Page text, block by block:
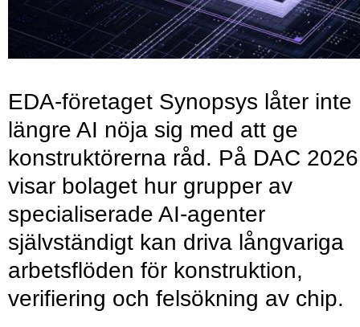
EDA-företaget Synopsys låter inte
längre AI nöja sig med att ge
konstruktörerna råd. På DAC 2026
visar bolaget hur grupper av
specialiserade AI-agenter
självständigt kan driva långvariga
arbetsflöden för konstruktion,
verifiering och felsökning av chip.